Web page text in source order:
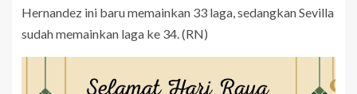
Hernandez ini baru memainkan 33 laga, sedangkan Sevilla
sudah memainkan laga ke 34. (RN)